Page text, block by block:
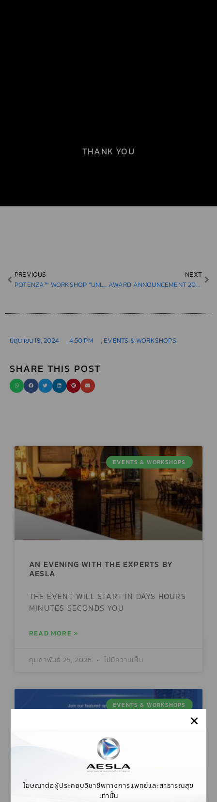
THANK YOU
PREVIOUS
POTENZA™ WORKSHOP “UNLOCKING NEXT-LEVEL RF MICRONEEDLING IN AESTHETICS- UNVEILING THE NEW TECHNIQUE”
NEXT
AWARD ANNOUNCEMENT 2024
มิถุนายน 19, 2024 , 4:50 PM , EVENTS & WORKSHOPS
SHARE THIS POST
EVENTS & WORKSHOPS
AN EVENING WITH THE EXPERTS BY
AESLA
THE EVENT WILL START IN DAYS HOURS
MINUTES SECONDS YOU
READ MORE »
กุมภาพันธ์ 25, 2026 ไม่มีความเห็น
EVENTS & WORKSHOPS
โฆษณาต่อผู้ประกอบวิชาชีพทางการแพทย์และสาธารณสุข
เท่านั้น